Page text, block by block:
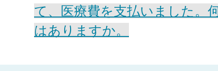
て、医療費を支払いました。
はありますか。